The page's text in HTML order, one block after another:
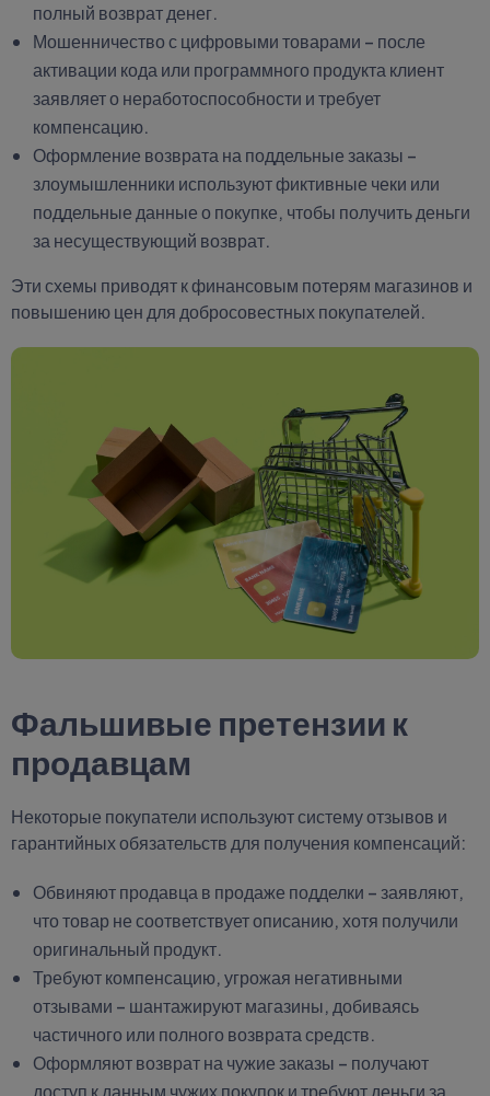
полный возврат денег.
Мошенничество с цифровыми товарами – после
активации кода или программного продукта клиент
заявляет о неработоспособности и требует
компенсацию.
Оформление возврата на поддельные заказы –
злоумышленники используют фиктивные чеки или
поддельные данные о покупке, чтобы получить деньги
за несуществующий возврат.
Эти схемы приводят к финансовым потерям магазинов и
повышению цен для добросовестных покупателей.
Фальшивые претензии к
продавцам
Некоторые покупатели используют систему отзывов и
гарантийных обязательств для получения компенсаций:
Обвиняют продавца в продаже подделки – заявляют,
что товар не соответствует описанию, хотя получили
оригинальный продукт.
Требуют компенсацию, угрожая негативными
отзывами – шантажируют магазины, добиваясь
частичного или полного возврата средств.
Оформляют возврат на чужие заказы – получают